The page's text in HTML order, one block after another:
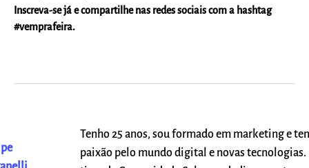
Inscreva-se já e compartilhe nas redes sociais com a hashtag
#vemprafeira.
Tenho 25 anos, sou formado em marketing e
paixão pelo mundo digital e novas tecnologias.